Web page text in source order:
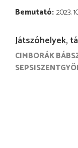
Bemutató 2023.
Játszóhelyek,
CIMBORÁK